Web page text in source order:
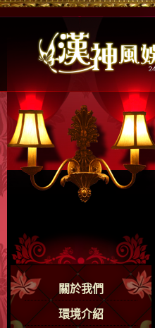
關於我們
環境介紹